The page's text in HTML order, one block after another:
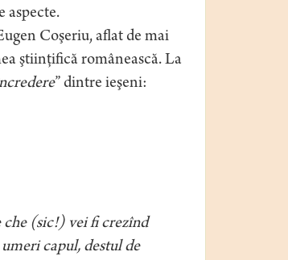
aspecte.
Coşeriu, aflat de mai
ştiinţifică românească. La
” dintre ieşeni:
che (sic!) vei fi crezînd
capul, destul de